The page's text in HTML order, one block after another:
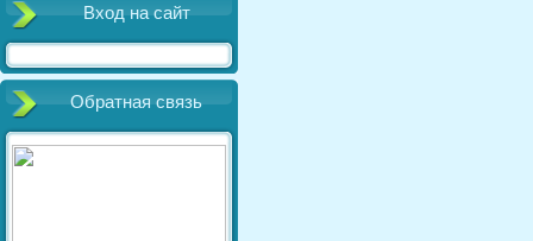
Вход на сайт
Обратная связь